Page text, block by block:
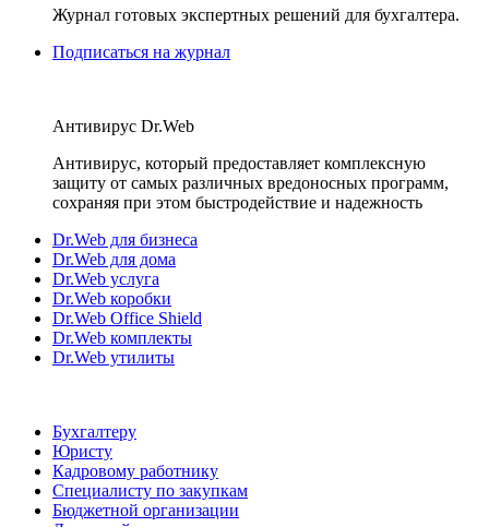
Журнал готовых экспертных решений для бухгалтера.
Подписаться на журнал
Антивирус Dr.Web
Антивирус, который предоставляет комплексную
защиту от самых различных вредоносных программ,
сохраняя при этом быстродействие и надежность
Dr.Web для бизнеса
Dr.Web для дома
Dr.Web услуга
Dr.Web коробки
Dr.Web Office Shield
Dr.Web комплекты
Dr.Web утилиты
Бухгалтеру
Юристу
Кадровому работнику
Специалисту по закупкам
Бюджетной организации